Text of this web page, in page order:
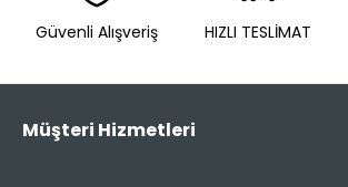
Güvenli Alışveriş HIZLI TESLİMAT
Müşteri Hizmetleri